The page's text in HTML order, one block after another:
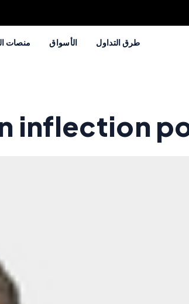
طرق التداول الأسواق منصات
inflection